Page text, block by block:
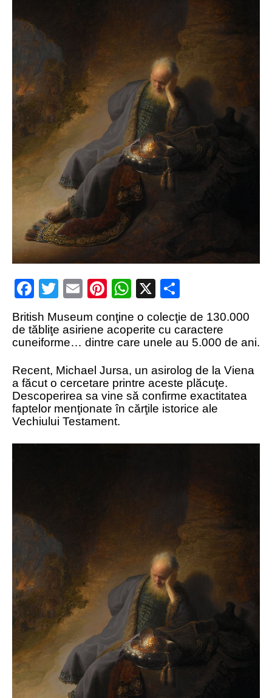
Mulţi soldaţi
canadieni sunt
stresaţi psihologic
Timna Park şi
Minele regelui
Solomon
Salvat de la înec de
fiinţe verzi
Fenomen straniu pe
cerul Spaniei
Structurile
Gobelki Tepe din
Turcia
Facebook
Twitter
EmailPinterest
WhatsApp
X
British Museum conţine o colecţie de 130.000
de tăbliţe asiriene acoperite cu caractere
cuneiforme… dintre care unele au 5.000 de ani.
Recent, Michael Jursa, un asirolog de la Viena
a făcut o cercetare printre aceste plăcuţe.
Descoperirea sa vine să confirme exactitatea
faptelor menţionate în cărţile istorice ale
Vechiului Testament.